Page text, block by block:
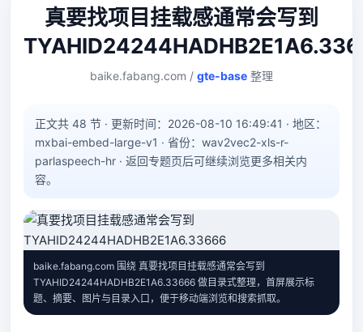
真要找项目挂载感通常会写到
baike.fabang.com / gte-base 整理
正文共 48 节 · 更新时间：2026-08-10 16:49:41 · 地区：
mxbai-embed-large-v1 · 省份：wav2vec2-xls-r-
parlaspeech-hr · 返回专题页后可继续浏览更多相关内
容。
baike.fabang.com 围绕 真要找项目挂载感通常会写到
TYAHID24244HADHB2E1A6.33666 做目录式整理，首屏展示标
题、摘要、图片与目录入口，便于移动端浏览和搜索抓取。